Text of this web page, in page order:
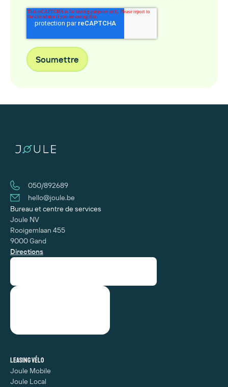
050/892689
hello@joule.be
Bureau et centre de services
Joule NV
Rooigemlaan 455
9000 Gand
Directions
Leasing vélo
Joule Mobile
Joule Local